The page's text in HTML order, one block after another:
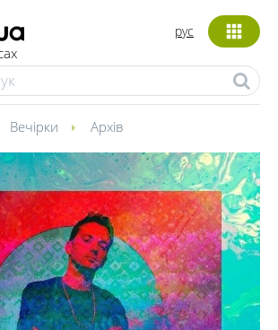
рус
Вечірки Архів